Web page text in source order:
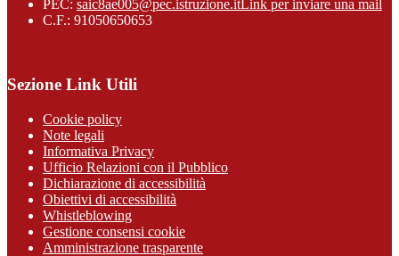
PEC: saic8ae005@pec.istruzione.itLink per inviare una mail
C.F.: 91050650653
Sezione Link Utili
Cookie policy
Note legali
Informativa Privacy
Ufficio Relazioni con il Pubblico
Dichiarazione di accessibilità
Obiettivi di accessibilità
Whistleblowing
Gestione consensi cookie
Amministrazione trasparente